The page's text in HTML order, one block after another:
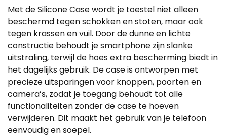
Met de Silicone Case wordt je toestel niet alleen
beschermd tegen schokken en stoten, maar ook
tegen krassen en vuil. Door de dunne en lichte
constructie behoudt je smartphone zijn slanke
uitstraling, terwijl de hoes extra bescherming biedt in
het dagelijks gebruik. De case is ontworpen met
precieze uitsparingen voor knoppen, poorten en
camera’s, zodat je toegang behoudt tot alle
functionaliteiten zonder de case te hoeven
verwijderen. Dit maakt het gebruik van je telefoon
eenvoudig en soepel.